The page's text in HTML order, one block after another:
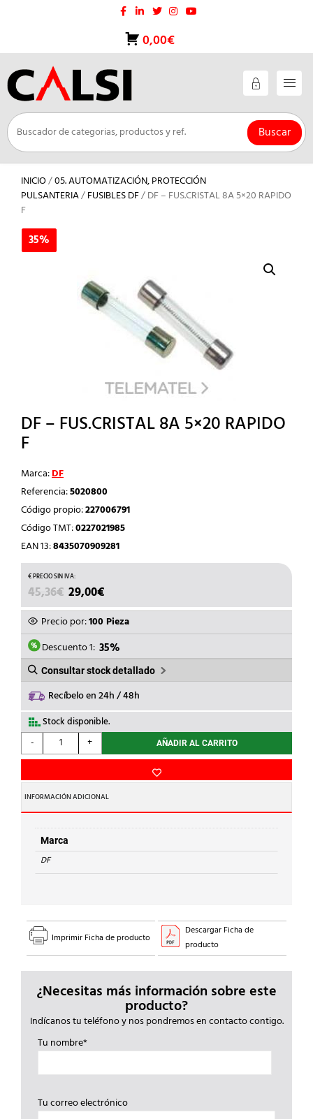
0,00€
Buscar
INICIO/05. AUTOMATIZACIÓN, PROTECCIÓN
PULSANTERIA/FUSIBLES DF/ DF – FUS.CRISTAL 8A 5×20 RAPIDO
F
35%
DF – FUS.CRISTAL 8A 5×20 RAPIDO
F
Marca:DF
Referencia:5020800
Código propio:227006791
Código TMT:0227021985
EAN 13:8435070909281
45,36€ EL
PRECIO
ORIGINAL
ERA:
45,36€.
29,00€
PRECIO
ACTUAL
ES:
29,00€.
Precio por:100 Pieza
Descuento 1: 35%
Consultar stock detallado
Recíbelo en 24h / 48h
Stock disponible.
-
-
8A
5x20
RAPIDO
F
cantidad
+ AÑADIR AL CARRITO
INFORMACIÓN ADICIONAL
Marca
DF
35%
Imprimir Ficha de producto
Descargar Ficha de
producto
¿Necesitas más información sobre este
producto?
Indícanos tu teléfono y nos pondremos en contacto contigo.
Tu nombre*
Tu correo electrónico